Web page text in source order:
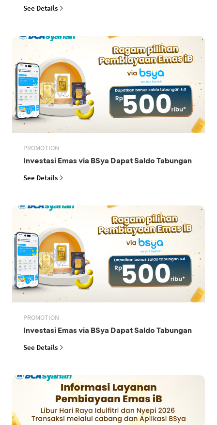
See Details
PROMOTION
Investasi Emas via BSya Dapat Saldo Tabungan
See Details
PROMOTION
Investasi Emas via BSya Dapat Saldo Tabungan
See Details